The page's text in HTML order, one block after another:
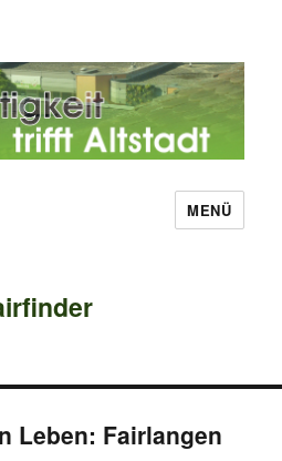
MENÜ
Leben: Fairlangen